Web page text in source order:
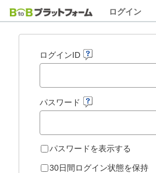
ログイン
ログインID
パスワード
パスワードを表示する
30日間ログイン状態を保持